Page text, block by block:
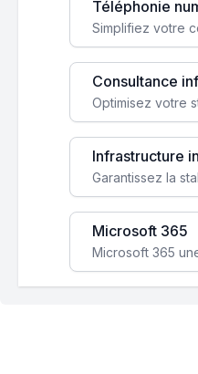
Téléphonie
Consultance
Infrastructure
Microsoft 365